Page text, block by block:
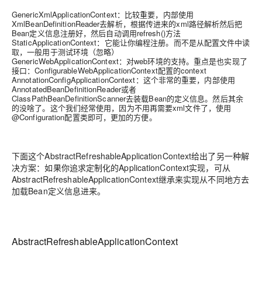
GenericXmlApplicationContext：比较重要，内部使用
XmlBeanDefinitionReader去解析，根据传进来的xml路径解析然后把
Bean定义信息注册好，然后自动调用refresh()方法
StaticApplicationContext：它能让你编程注册。而不是从配置文件中读
取，一般用于测试环境（忽略）
GenericWebApplicationContext：对web环境的支持。重点是也实现了
接口：ConfigurableWebApplicationContext配置的context
AnnotationConfigApplicationContext：这个非常的重要，内部使用
AnnotatedBeanDefinitionReader或者
ClassPathBeanDefinitionScanner去装载Bean的定义信息。然后其余
的没啥了。这个我们经常使用，因为不用再需要xml文件了，使用
@Configuration配置类即可，更加的方便。
下面这个AbstractRefreshableApplicationContext给出了另一种解
决方案：如果你追求定制化的ApplicationContext实现，可从
AbstractRefreshableApplicationContext继承来实现从不同地方去
加载Bean定义信息进来。
AbstractRefreshableApplicationContext